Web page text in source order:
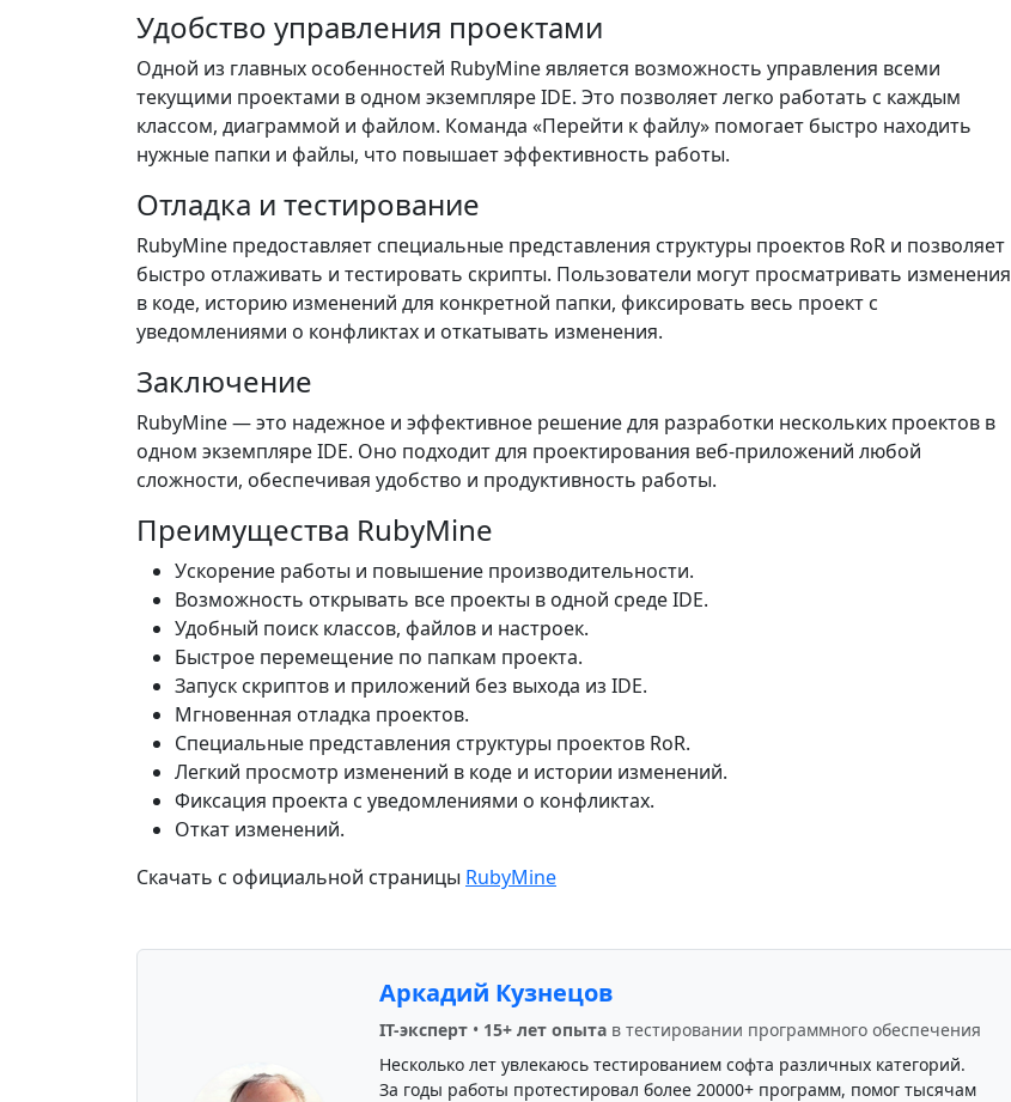
Удобство управления проектами
Одной из главных особенностей RubyMine является возможность управления всеми
текущими проектами в одном экземпляре IDE. Это позволяет легко работать с каждым
классом, диаграммой и файлом. Команда «Перейти к файлу» помогает быстро находить
нужные папки и файлы, что повышает эффективность работы.
Отладка и тестирование
RubyMine предоставляет специальные представления структуры проектов RoR и позволяет
быстро отлаживать и тестировать скрипты. Пользователи могут просматривать изменения
в коде, историю изменений для конкретной папки, фиксировать весь проект с
уведомлениями о конфликтах и откатывать изменения.
Заключение
RubyMine — это надежное и эффективное решение для разработки нескольких проектов в
одном экземпляре IDE. Оно подходит для проектирования веб-приложений любой
сложности, обеспечивая удобство и продуктивность работы.
Преимущества RubyMine
Ускорение работы и повышение производительности.
Возможность открывать все проекты в одной среде IDE.
Удобный поиск классов, файлов и настроек.
Быстрое перемещение по папкам проекта.
Запуск скриптов и приложений без выхода из IDE.
Мгновенная отладка проектов.
Специальные представления структуры проектов RoR.
Легкий просмотр изменений в коде и истории изменений.
Фиксация проекта с уведомлениями о конфликтах.
Откат изменений.
Скачать с официальной страницы RubyMine
Аркадий Кузнецов
IT-эксперт• 15+ лет опытав тестировании программного обеспечения
Несколько лет увлекаюсь тестированием софта различных категорий.
За годы работы протестировал более 20000+ программ, помог тысячам